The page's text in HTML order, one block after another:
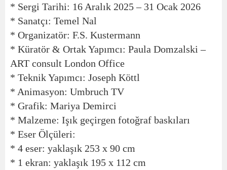
* Sergi Tarihi: 16 Aralık 2025 – 31 Ocak 2026
* Sanatçı: Temel Nal
* Organizatör: F.S. Kustermann
* Küratör & Ortak Yapımcı: Paula Domzalski –
ART consult London Office
* Teknik Yapımcı: Joseph Köttl
* Animasyon: Umbruch TV
* Grafik: Mariya Demirci
* Malzeme: Işık geçirgen fotoğraf baskıları
* Eser Ölçüleri:
* 4 eser: yaklaşık 253 x 90 cm
* 1 ekran: yaklaşık 195 x 112 cm